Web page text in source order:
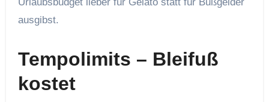
ausgibst.
Tempolimits – Bleifuß
kostet